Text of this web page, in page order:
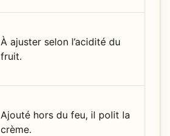
À ajuster selon l’acidité du
fruit.
Ajouté hors du feu, il polit la
crème.